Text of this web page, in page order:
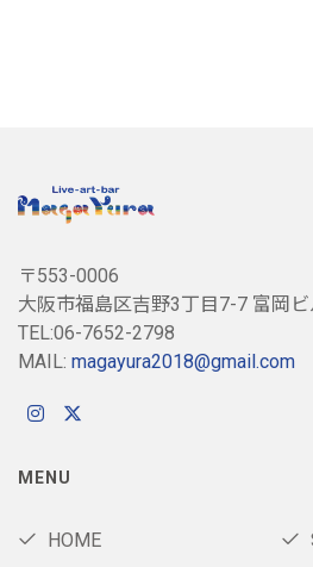
〒553-0006
大阪市福島区吉野3丁目7-7 富岡
TEL:06-7652-2798
MAIL: magayura2018@gmail.com
MENU
HOME